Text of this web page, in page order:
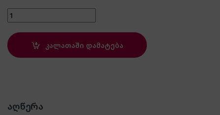
Arzum AR1023-G quantity
კალათაში დამატება
აღწერა